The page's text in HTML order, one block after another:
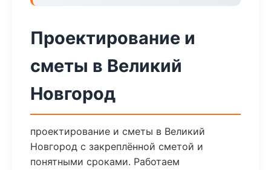
Проектирование и
сметы в Великий
Новгород
проектирование и сметы в Великий
Новгород с закреплённой сметой и
понятными сроками. Работаем